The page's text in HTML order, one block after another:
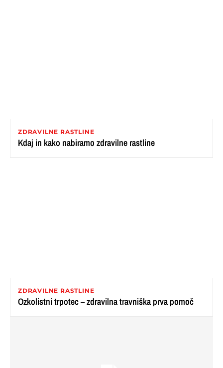
ZDRAVILNE RASTLINE
Kdaj in kako nabiramo zdravilne rastline
ZDRAVILNE RASTLINE
Ozkolistni trpotec – zdravilna travniška prva pomoč